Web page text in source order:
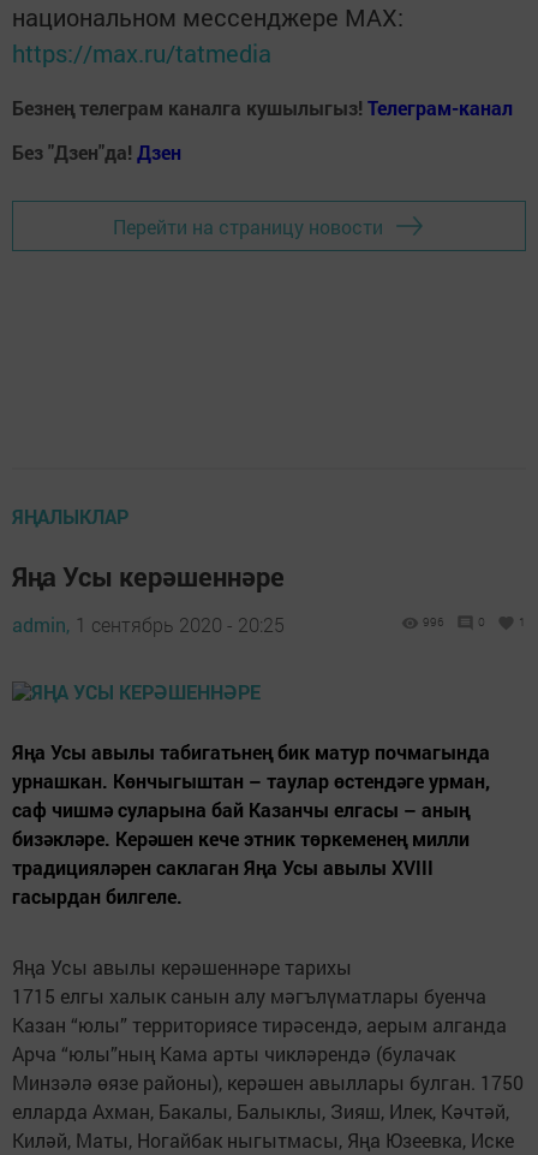
национальном мессенджере MАХ:
https://max.ru/tatmedia
Безнең телеграм каналга кушылыгыз! Телеграм-канал
Без "Дзен"да! Дзен
Перейти на страницу новости
ЯҢАЛЫКЛАР
Яңа Усы керәшеннәре
admin, 1 сентябрь 2020 - 20:25 996 0 1
Яңа Усы авылы табигатьнең бик матур почмагында
урнашкан. Көнчыгыштан – таулар өстендәге урман,
саф чишмә суларына бай Казанчы елгасы – аның
бизәкләре. Керәшен кече этник төркеменең милли
традицияләрен саклаган Яңа Усы авылы ХVIII
гасырдан билгеле.
Яңа Усы авылы керәшеннәре тарихы
1715 елгы халык санын алу мәгълүматлары буенча
Казан “юлы” территориясе тирәсендә, аерым алганда
Арча “юлы”ның Кама арты чикләрендә (булачак
Минзәлә өязе районы), керәшен авыллары булган. 1750
елларда Ахман, Бакалы, Балыклы, Зияш, Илек, Кәчтәй,
Киләй, Маты, Ногайбак ныгытмасы, Яңа Юзеевка, Иске